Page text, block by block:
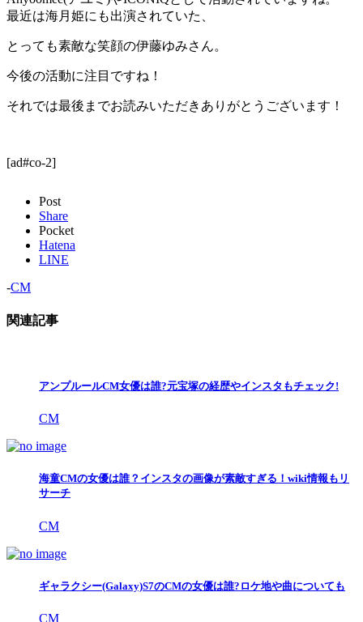
最近は海月姫にも出演されていた、
とっても素敵な笑顔の伊藤ゆみさん。
今後の活動に注目ですね！
それでは最後までお読みいただきありがとうございます！
[ad#co-2]
Post
Share
Pocket
Hatena
LINE
-CM
関連記事
アンプルールCM女優は誰?元宝塚の経歴やインスタもチェック!
CM
海童CMの女優は誰？インスタの画像が素敵すぎる！wiki情報もリ
サーチ
CM
ギャラクシー(Galaxy)S7のCMの女優は誰?ロケ地や曲についても
CM